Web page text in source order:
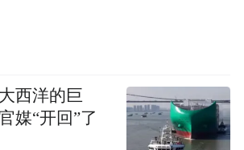
热水器XQ5相较其它产品可节
获中国家用电器研究院节能之
西洋的巨
媒“开回”了